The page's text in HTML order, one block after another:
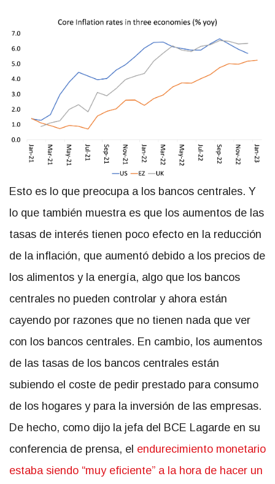
Esto es lo que preocupa a los bancos centrales. Y
lo que también muestra es que los aumentos de las
tasas de interés tienen poco efecto en la reducción
de la inflación, que aumentó debido a los precios de
los alimentos y la energía, algo que los bancos
centrales no pueden controlar y ahora están
cayendo por razones que no tienen nada que ver
con los bancos centrales. En cambio, los aumentos
de las tasas de los bancos centrales están
subiendo el coste de pedir prestado para consumo
de los hogares y para la inversión de las empresas.
De hecho, como dijo la jefa del BCE Lagarde en su
conferencia de prensa, el endurecimiento monetario
estaba siendo “muy eficiente” a la hora de hacer un